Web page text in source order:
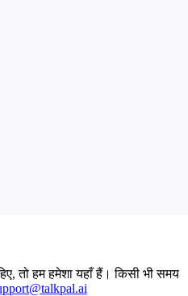
तो हम हमेशा यहाँ हैं। किसी भी समय